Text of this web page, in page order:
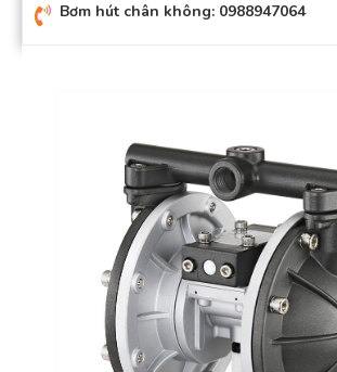
Bơm hút chân không: 0988947064